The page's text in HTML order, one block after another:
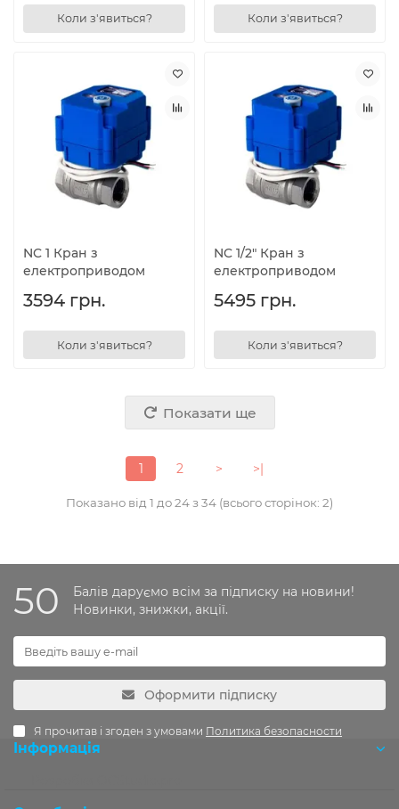
Коли з'явиться? Коли з'явиться?
NC 1 Кран з
електроприводом
3594 грн.
Коли з'явиться?
NC 1/2" Кран з
електроприводом
5495 грн.
Коли з'явиться?
Показати ще
1 2 > >|
Показано від 1 до 24 з 34 (всього сторінок: 2)
50
Балів даруємо всім за підписку на новини!
Новинки, знижки, акції.
Оформити підписку
Я прочитав і згоден з умовами Политика безопасности
Інформація